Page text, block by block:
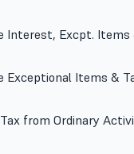
Interest, Excpt. Items
Exceptional Items &
from Ordinary